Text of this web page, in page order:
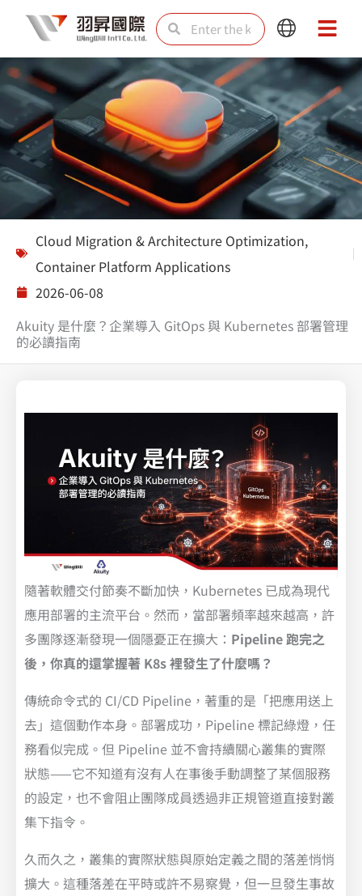
content
SearchSearch
Main
Menu
Main
Menu
Solutions
Cloud Migration & Architecture Optimization,
Container Platform Applications
2026-06-08
Akuity 是什麼？企業導入 GitOps 與 Kubernetes 部署管理
的必讀指南
隨著軟體交付節奏不斷加快，Kubernetes 已成為現代
應用部署的主流平台。然而，當部署頻率越來越高，許
多團隊逐漸發現一個隱憂正在擴大： Pipeline 跑完之
後，你真的還掌握著 K8s 裡發生了什麼嗎？
傳統命令式的 CI/CD Pipeline，著重的是「把應用送上
去」這個動作本身。部署成功，Pipeline 標記綠燈，任
務看似完成。但 Pipeline 並不會持續關心叢集的實際
狀態——它不知道有沒有人在事後手動調整了某個服務
的設定，也不會阻止團隊成員透過非正規管道直接對叢
集下指令。
久而久之，叢集的實際狀態與原始定義之間的落差悄悄
擴大。這種落差在平時或許不易察覺，但一旦發生事故